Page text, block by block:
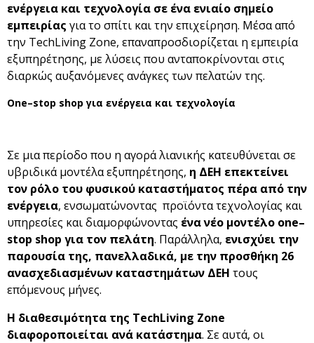
ενέργεια και τεχνολογία σε ένα ενιαίο σημείο
εμπειρίας για το σπίτι και την επιχείρηση. Μέσα από
την TechLiving Zone, επαναπροσδιορίζεται η εμπειρία
εξυπηρέτησης, με λύσεις που ανταποκρίνονται στις
διαρκώς αυξανόμενες ανάγκες των πελατών της.
One–stop shop για ενέργεια και τεχνολογία
Σε μια περίοδο που η αγορά λιανικής κατευθύνεται σε
υβριδικά μοντέλα εξυπηρέτησης, η ΔΕΗ επεκτείνει
τον ρόλο του φυσικού καταστήματος πέρα από την
ενέργεια, ενσωματώνοντας προϊόντα τεχνολογίας και
υπηρεσίες και διαμορφώνοντας ένα νέο μοντέλο one–
stop shop για τον πελάτη. Παράλληλα, ενισχύει την
παρουσία της, πανελλαδικά, με την προσθήκη 26
ανασχεδιασμένων καταστημάτων ΔΕΗ τους
επόμενους μήνες.
Η διαθεσιμότητα της TechLiving Zone
διαφοροποιείται ανά κατάστημα. Σε αυτά, οι